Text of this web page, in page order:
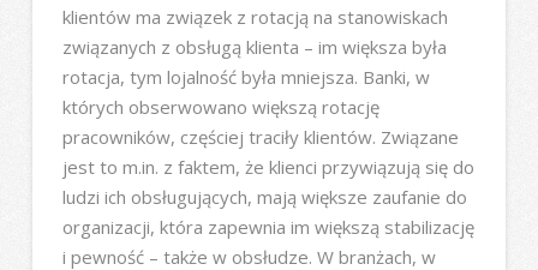
klientów ma związek z rotacją na stanowiskach
związanych z obsługą klienta – im większa była
rotacja, tym lojalność była mniejsza. Banki, w
których obserwowano większą rotację
pracowników, częściej traciły klientów. Związane
jest to m.in. z faktem, że klienci przywiązują się do
ludzi ich obsługujących, mają większe zaufanie do
organizacji, która zapewnia im większą stabilizację
i pewność – także w obsłudze. W branżach, w